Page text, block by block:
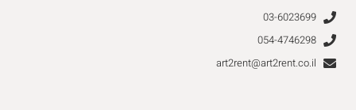
03-6023699
054-4746298
art2rent@art2rent.co.il